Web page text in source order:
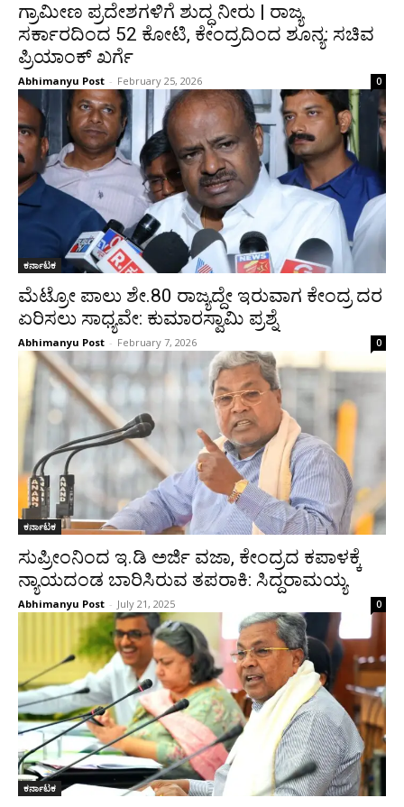
ಗ್ರಾಮೀಣ ಪ್ರದೇಶಗಳಿಗೆ ಶುದ್ಧ ನೀರು | ರಾಜ್ಯ
ಸರ್ಕಾರದಿಂದ ₹52 ಕೋಟಿ, ಕೇಂದ್ರದಿಂದ ಶೂನ್ಯ: ಸಚಿವ
ಪ್ರಿಯಾಂಕ್ ಖರ್ಗೆ
Abhimanyu Post - February 25, 2026 0
ಕರ್ನಾಟಕ
ಮೆಟ್ರೋ ಪಾಲು ಶೇ.80 ರಾಜ್ಯದ್ದೇ ಇರುವಾಗ ಕೇಂದ್ರ ದರ
ಏರಿಸಲು ಸಾಧ್ಯವೇ: ಕುಮಾರಸ್ವಾಮಿ ಪ್ರಶ್ನೆ
Abhimanyu Post - February 7, 2026 0
ಕರ್ನಾಟಕ
ಸುಪ್ರೀಂನಿಂದ ಇ.ಡಿ ಅರ್ಜಿ ವಜಾ, ಕೇಂದ್ರದ ಕಪಾಳಕ್ಕೆ
ನ್ಯಾಯದಂಡ ಬಾರಿಸಿರುವ ತಪರಾಕಿ: ಸಿದ್ದರಾಮಯ್ಯ
Abhimanyu Post - July 21, 2025 0
ಕರ್ನಾಟಕ